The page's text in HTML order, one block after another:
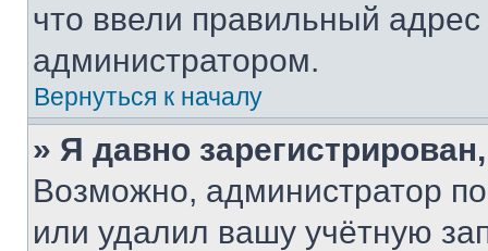
что ввели правильный адрес
администратором.
Вернуться к началу
» Я давно
Возможно, администратор
или удалил вашу учётную